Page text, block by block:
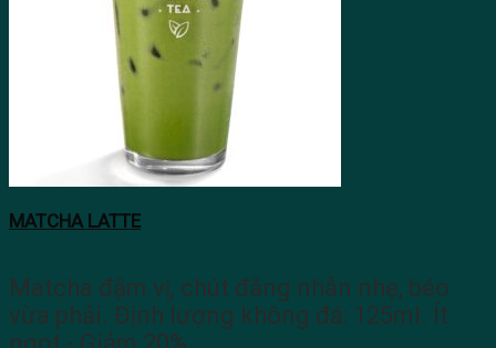
MATCHA LATTE
Matcha đậm vị, chút đắng nhẫn nhẹ, béo
vừa phải. Định lượng không đá: 125ml. Ít